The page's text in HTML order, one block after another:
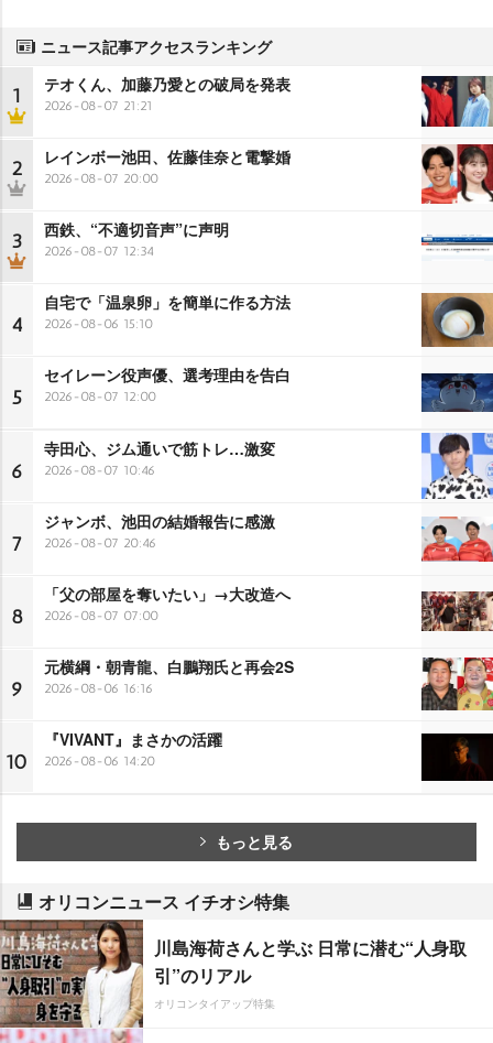
ニュース記事アクセスランキング
1 テオくん、加藤乃愛との破局を発表
2026-08-07 21:21
2 レインボー池田、佐藤佳奈と電撃婚
2026-08-07 20:00
3 西鉄、“不適切音声”に声明
2026-08-07 12:34
4
自宅で「温泉卵」を簡単に作る方法
2026-08-06 15:10
5
セイレーン役声優、選考理由を告白
2026-08-07 12:00
6
寺田心、ジム通いで筋トレ…激変
2026-08-07 10:46
7
ジャンボ、池田の結婚報告に感激
2026-08-07 20:46
8
「父の部屋を奪いたい」→大改造へ
2026-08-07 07:00
9
元横綱・朝青龍、白鵬翔氏と再会2S
2026-08-06 16:16
10
『VIVANT』まさかの活躍
2026-08-06 14:20
もっと見る
オリコンニュース イチオシ特集
川島海荷さんと学ぶ 日常に潜む“人身取
引”のリアル
オリコンタイアップ特集